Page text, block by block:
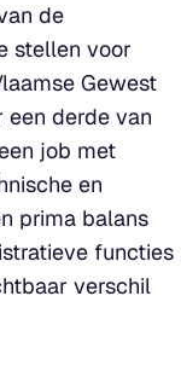
de
stellen voor
Gewest
derde van
job met
en
prima balans
functies
verschil